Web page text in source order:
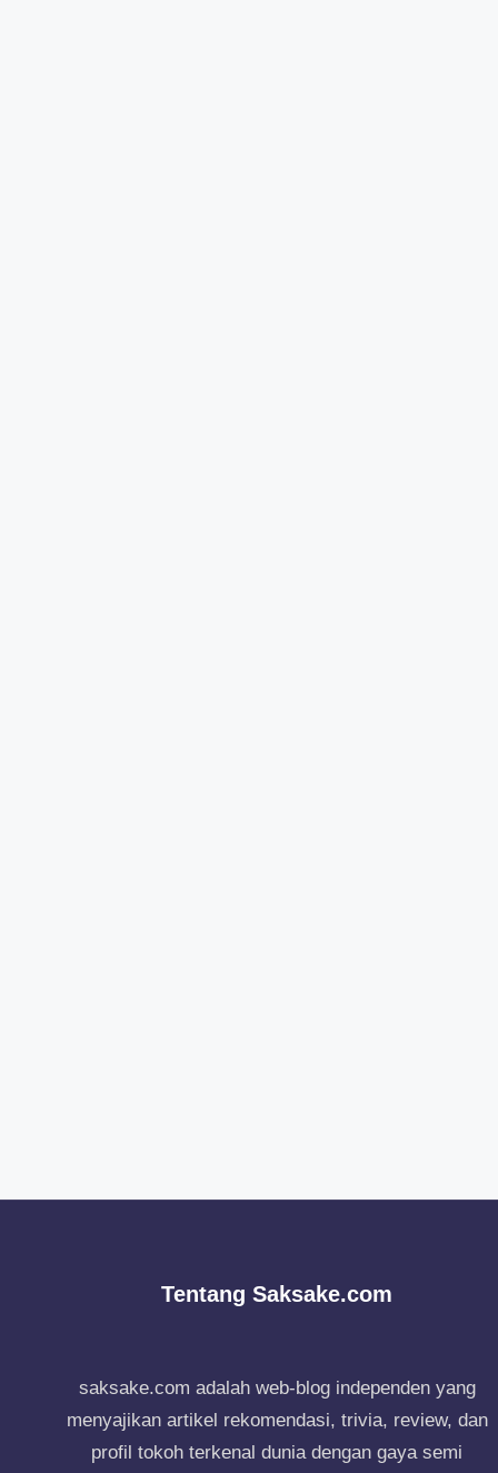
Tentang Saksake.com
saksake.com adalah web-blog independen yang
menyajikan artikel rekomendasi, trivia, review, dan
profil tokoh terkenal dunia dengan gaya semi